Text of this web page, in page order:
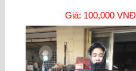
Giá: 100,000 VNĐ